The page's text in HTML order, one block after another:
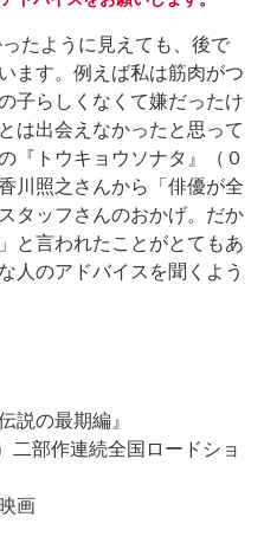
たように見えても、後で
ます。例えば私は筋肉がつ
子らしくなくて嫌だったけ
は出会えなかったと思って
『トウキョウソナタ』（０
川照之さんから「俳優が全
タッフさんのおかげ。だか
と言われたことがとてもあ
人のアドバイスを聞くよう
説の最期編』
二部作連続全国ロードショ
画